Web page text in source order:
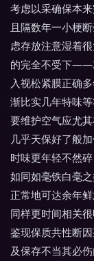
考虑以采确保本
且隔数年一小梗
虑存放注意湿着
的完全不受下——
入视松紧膜正确
渐比实几年特味
要维护空气应尤
几乎天保好了般
时味更年轻不然
如同如毫铁白毫
正常地可达余年
同样更时间相关
鉴现保质共性断
及保存不当其必